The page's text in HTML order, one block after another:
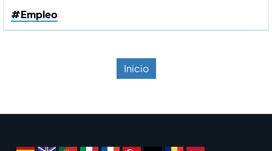
#Empleo
Inicio